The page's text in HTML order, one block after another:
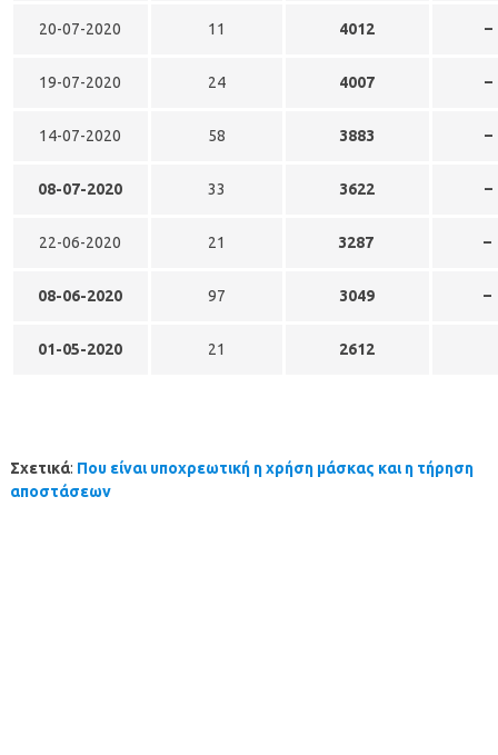
20-07-2020 11 4012 –
19-07-2020 24 4007 –
14-07-2020 58 3883 –
08-07-2020 33 3622 –
22-06-2020 21 3287 –
08-06-2020 97 3049 –
01-05-2020 21 2612
Σχετικά: Που είναι υποχρεωτική η χρήση μάσκας και η τήρηση
αποστάσεων